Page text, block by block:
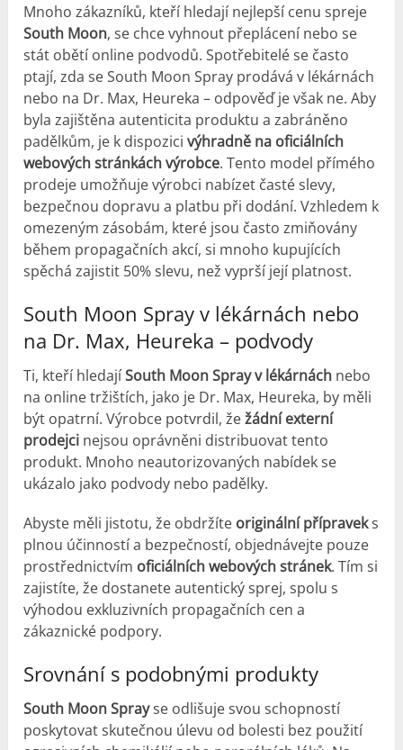
Mnoho zákazníků, kteří hledají nejlepší cenu spreje
South Moon, se chce vyhnout přeplácení nebo se
stát obětí online podvodů. Spotřebitelé se často
ptají, zda se South Moon Spray prodává v lékárnách
nebo na Dr. Max, Heureka – odpověď je však ne. Aby
byla zajištěna autenticita produktu a zabráněno
padělkům, je k dispozicivýhradně na oficiálních
webových stránkách výrobce. Tento model přímého
prodeje umožňuje výrobci nabízet časté slevy,
bezpečnou dopravu a platbu při dodání. Vzhledem k
omezeným zásobám, které jsou často zmiňovány
během propagačních akcí, si mnoho kupujících
spěchá zajistit 50% slevu, než vyprší její platnost.
South Moon Spray v lékárnách nebo
na Dr. Max, Heureka – podvody
Ti, kteří hledajíSouth Moon Spray v lékárnách nebo
na online tržištích, jako je Dr. Max, Heureka, by měli
být opatrní. Výrobce potvrdil, žežádní externí
prodejci nejsou oprávněni distribuovat tento
produkt. Mnoho neautorizovaných nabídek se
ukázalo jako podvody nebo padělky.
Abyste měli jistotu, že obdržíte originální přípraveks
plnou účinností a bezpečností, objednávejte pouze
prostřednictvím oficiálních webových stránek. Tím si
zajistíte, že dostanete autentický sprej, spolu s
výhodou exkluzivních propagačních cen a
zákaznické podpory.
Srovnání s podobnými produkty
South Moon Sprayse odlišuje svou schopností
poskytovat skutečnou úlevu od bolesti bez použití